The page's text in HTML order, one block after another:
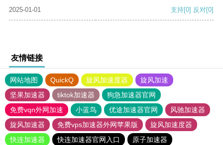
2025-01-01
支持[0] 反对[0]
友情链接
网站地图 QuickQ 旋风加速度器
旋风加速
坚果加速器
tiktok加速器
狗急加速器官网
免费vqn外网加速
小蓝鸟 优途加速器官网
风驰加速器
旋风加速器
免费vps加速器外网苹果版
旋风加速度器
快连加速器
快连加速器官网入口
原子加速器